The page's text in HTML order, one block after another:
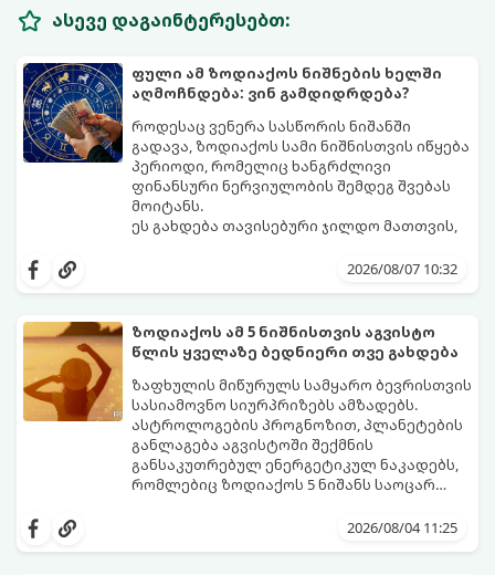
ასევე დაგაინტერესებთ:
ფული ამ ზოდიაქოს ნიშნების ხელში
აღმოჩნდება: ვინ გამდიდრდება?
როდესაც ვენერა სასწორის ნიშანში
გადავა, ზოდიაქოს სამი ნიშნისთვის იწყება
პერიოდი, რომელიც ხანგრძლივი
ფინანსური ნერვიულობის შემდეგ შვებას
მოიტანს.
ეს გახდება თავისებური ჯილდო მათთვის,
იჩენდა და სირთულეების მიუხედავად წინ
სურვილების გადადებასა და ხარჯების
მკაცრ კონტროლს. თუმცა, ახლა სიტუაცია
თანდათან შეიცვლება.
პრობლემები, რომლებიც უსასრულო
გეგონათ, უკან დაიხევს, ამასთან ერთად კი
გაჩნდება მეტი ნდობა მომავლის მიმართ.
რთული პერიოდის შემდეგ ეს ნიშნები
შეძლებენ ამოისუნთქონ და დაინახონ
ახალი შესაძლებლობები.
2026/08/07 10:32
ზოდიაქოს ამ 5 ნიშნისთვის აგვისტო
წლის ყველაზე ბედნიერი თვე გახდება
ზაფხულის მიწურულს სამყარო ბევრისთვის
სასიამოვნო სიურპრიზებს ამზადებს.
ასტროლოგების პროგნოზით, პლანეტების
განლაგება აგვისტოში შექმნის
განსაკუთრებულ ენერგეტიკულ ნაკადებს,
რომლებიც ზოდიაქოს 5 ნიშანს საოცარ
ყველაზე ბედნიერი თვე აღმოჩნდება.
2026/08/04 11:25